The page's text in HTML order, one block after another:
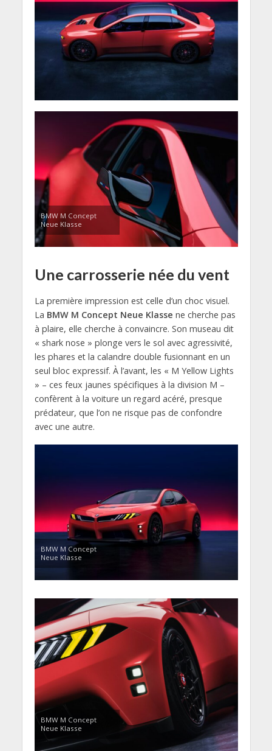
BMW M Concept
Neue Klasse
Une carrosserie née du vent
La première impression est celle d’un choc visuel.
La BMW M Concept Neue Klasse ne cherche pas
à plaire, elle cherche à convaincre. Son museau dit
« shark nose » plonge vers le sol avec agressivité,
les phares et la calandre double fusionnant en un
seul bloc expressif. À l’avant, les « M Yellow Lights
» – ces feux jaunes spécifiques à la division M –
confèrent à la voiture un regard acéré, presque
prédateur, que l’on ne risque pas de confondre
avec une autre.
BMW M Concept
Neue Klasse
BMW M Concept
Neue Klasse